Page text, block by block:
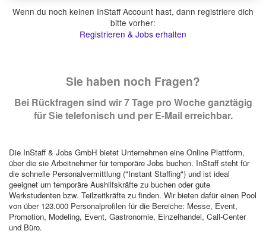
Wenn du noch keinen InStaff Account hast, dann registriere dich
bitte vorher:
Registrieren & Jobs erhalten
Sie haben noch Fragen?
Bei Rückfragen sind wir 7 Tage pro Woche ganztägig
für Sie telefonisch und per E-Mail erreichbar.
Die InStaff & Jobs GmbH bietet Unternehmen eine Online Plattform,
über die sie Arbeitnehmer für temporäre Jobs buchen. InStaff steht für
die schnelle Personalvermittlung ("Instant Staffing") und ist ideal
geeignet um temporäre Aushilfskräfte zu buchen oder gute
Werkstudenten bzw. Teilzeitkräfte zu finden. Wir bieten dafür einen Pool
von über 123.000 Personalprofilen für die Bereiche: Messe, Event,
Promotion, Modeling, Event, Gastronomie, Einzelhandel, Call-Center
und Büro.